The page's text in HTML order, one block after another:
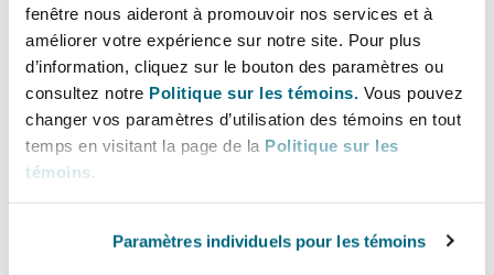
fenêtre nous aideront à promouvoir nos services et à
améliorer votre expérience sur notre site. Pour plus
d’information, cliquez sur le bouton des paramètres ou
consultez notre Politique sur les témoins. Vous pouvez
changer vos paramètres d’utilisation des témoins en tout
temps en visitant la page de la Politique sur les
témoins
Paramètres individuels pour les témoins
Entretien, réparation et
Droit aérien commercial
Couverture d’assurance
Jersey
Bulletins
Lignes directes
+61 2 9210 4449
yvonne.lam@clydeco.com
Bureau principal
Sydney
+61 2 9210 4400